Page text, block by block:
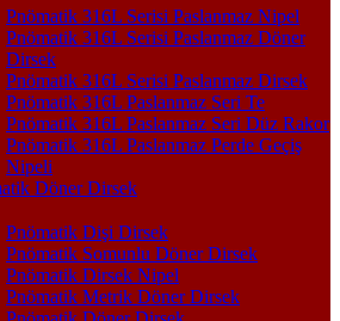
Pnömatik 316L Serisi Paslanmaz Nipel
Pnömatik 316L Serisi Paslanmaz Döner
Dirsek
Pnömatik 316L Serisi Paslanmaz Dirsek
Pnömatik 316L Paslanmaz Seri Te
Pnömatik 316L Paslanmaz Seri Düz Rakor
Pnömatik 316L Paslanmaz Perde Geçiş
Nipeli
Döner Dirsek
Pnömatik Dişi Dirsek
Pnömatik Somunlu Döner Dirsek
Pnömatik Dirsek Nipel
Pnömatik Metrik Döner Dirsek